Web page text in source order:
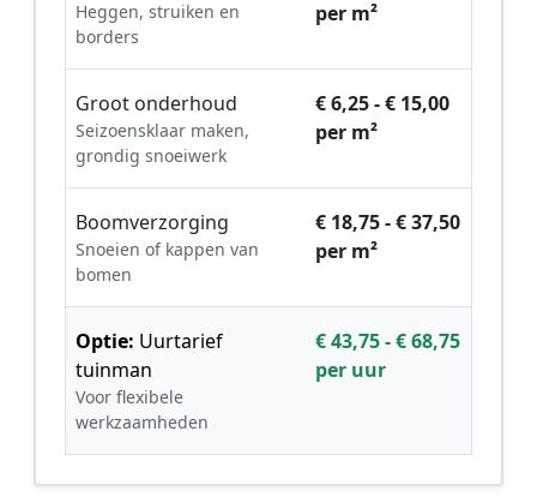
Heggen, struiken en
borders
per m²
Groot onderhoud
Seizoensklaar maken,
grondig snoeiwerk
€ 6,25 - € 15,00
per m²
Boomverzorging
Snoeien of kappen van
bomen
€ 18,75 - € 37,50
per m²
Optie: Uurtarief
tuinman
Voor flexibele
werkzaamheden
€ 43,75 - € 68,75
per uur